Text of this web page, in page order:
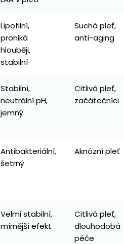
Lipofilní,
proniká
hlouběji,
stabilní
Suchá pleť,
anti-aging
Stabilní,
neutrální pH,
jemný
Citlivá pleť,
začátečníci
Antibakteriální,
šetrný
Aknózní pleť
Velmi stabilní,
mírnější efekt
Citlivá pleť,
dlouhodobá
péče